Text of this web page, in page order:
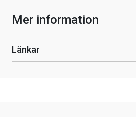
Mer information
Länkar